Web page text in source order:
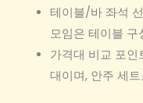
테이블/바 좌석
모임은 테이블 구
가격대 비교 포
대이며, 안주 세